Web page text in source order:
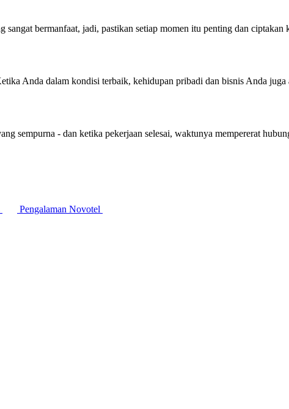
sangat bermanfaat, jadi, pastikan setiap momen itu penting dan ciptakan
Anda dalam kondisi terbaik, kehidupan pribadi dan bisnis Anda juga
sempurna - dan ketika pekerjaan selesai, waktunya mempererat
Pengalaman Novotel